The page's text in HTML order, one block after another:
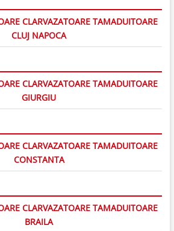
CLARVAZATOARE TAMADUITOARE
CLUJ NAPOCA
CLARVAZATOARE TAMADUITOARE
GIURGIU
CLARVAZATOARE TAMADUITOARE
CONSTANTA
CLARVAZATOARE TAMADUITOARE
BRAILA